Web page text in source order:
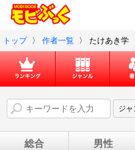
トップ 〉 作者一覧 〉 たけあき学
総合 男性